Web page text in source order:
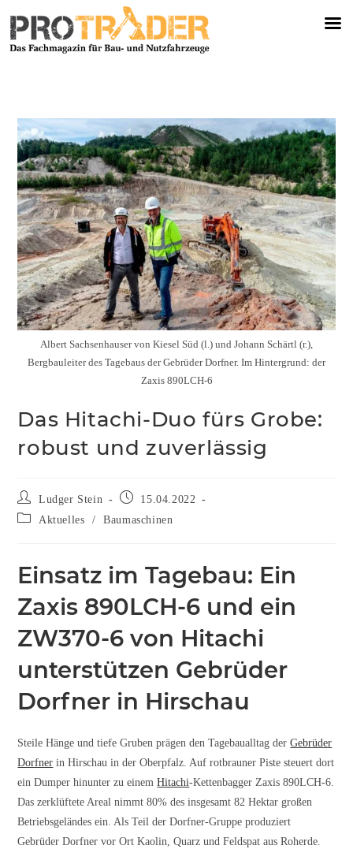
Albert Sachsenhauser von Kiesel Süd (l.) und Johann Schärtl (r.),
Bergbauleiter des Tagebaus der Gebrüder Dorfner. Im Hintergrund: der
Zaxis 890LCH-6
Das Hitachi-Duo fürs Grobe:
robust und zuverlässig
Ludger Stein
15.04.2022
Aktuelles
/ Baumaschinen
Einsatz im Tagebau: Ein
Zaxis 890LCH-6 und ein
ZW370-6 von Hitachi
unterstützen Gebrüder
Dorfner in Hirschau
Steile Hänge und tiefe Gruben prägen den Tagebaualltag derGebrüder
Dorfner in Hirschau in der Oberpfalz. Auf rotbrauner Piste steuert dort
ein Dumper hinunter zu einemHitachi-Kettenbagger Zaxis 890LCH-6.
Das zerklüftete Areal nimmt 80% des insgesamt 82 Hektar großen
Betriebsgeländes ein. Als Teil der Dorfner-Gruppe produziert
Gebrüder Dorfner vor Ort Kaolin, Quarz und Feldspat aus Roherde.